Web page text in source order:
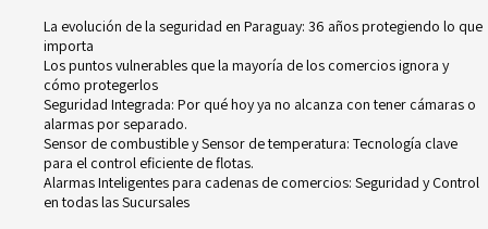
La evolución de la seguridad en Paraguay: 36 años protegiendo lo que
importa
Los puntos vulnerables que la mayoría de los comercios ignora y
cómo protegerlos
Seguridad Integrada: Por qué hoy ya no alcanza con tener cámaras o
alarmas por separado.
Sensor de combustible y Sensor de temperatura: Tecnología clave
para el control eficiente de flotas.
Alarmas Inteligentes para cadenas de comercios: Seguridad y Control
en todas las Sucursales